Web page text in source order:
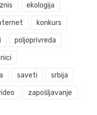
ekologija
konkurs
poljoprivreda
saveti srbija
zapošljavanje